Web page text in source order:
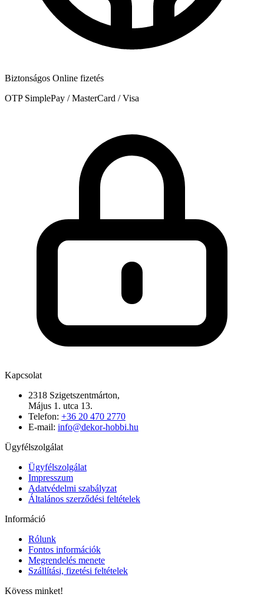
Biztonságos Online fizetés
OTP SimplePay / MasterCard / Visa
Kapcsolat
2318 Szigetszentmárton,
Május 1. utca 13.
Telefon: +36 20 470 2770
E-mail: info@dekor-hobbi.hu
Ügyfélszolgálat
Ügyfélszolgálat
Impresszum
Adatvédelmi szabályzat
Általános szerződési feltételek
Információ
Rólunk
Fontos információk
Megrendelés menete
Szállítási, fizetési feltételek
Kövess minket!